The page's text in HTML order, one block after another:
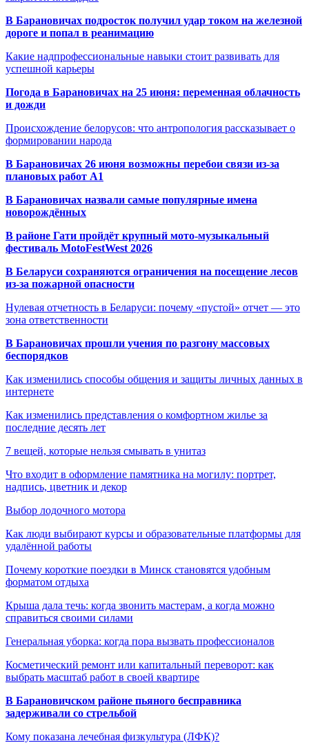
В Барановичах подросток получил удар током на железной
дороге и попал в реанимацию
Какие надпрофессиональные навыки стоит развивать для
успешной карьеры
Погода в Барановичах на 25 июня: переменная облачность
и дожди
Происхождение белорусов: что антропология рассказывает о
формировании народа
В Барановичах 26 июня возможны перебои связи из-за
плановых работ A1
В Барановичах назвали самые популярные имена
новорождённых
В районе Гати пройдёт крупный мото-музыкальный
фестиваль MotoFestWest 2026
В Беларуси сохраняются ограничения на посещение лесов
из-за пожарной опасности
Нулевая отчетность в Беларуси: почему «пустой» отчет — это
зона ответственности
В Барановичах прошли учения по разгону массовых
беспорядков
Как изменились способы общения и защиты личных данных в
интернете
Как изменились представления о комфортном жилье за
последние десять лет
7 вещей, которые нельзя смывать в унитаз
Что входит в оформление памятника на могилу: портрет,
надпись, цветник и декор
Выбор лодочного мотора
Как люди выбирают курсы и образовательные платформы для
удалённой работы
Почему короткие поездки в Минск становятся удобным
форматом отдыха
Крыша дала течь: когда звонить мастерам, а когда можно
справиться своими силами
Генеральная уборка: когда пора вызвать профессионалов
Косметический ремонт или капитальный переворот: как
выбрать масштаб работ в своей квартире
В Барановичском районе пьяного бесправника
задерживали со стрельбой
Кому показана лечебная физкультура (ЛФК)?